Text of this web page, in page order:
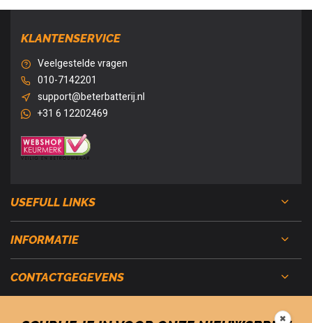
KLANTENSERVICE
Veelgestelde vragen
010-7142201
support@beterbatterij.nl
+31 6 12202469
USEFULL LINKS
INFORMATIE
CONTACTGEGEVENS
✖